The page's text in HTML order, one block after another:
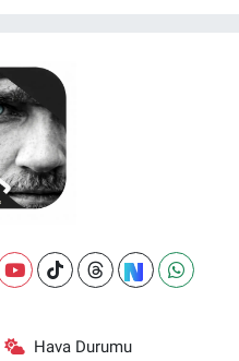
Hava Durumu